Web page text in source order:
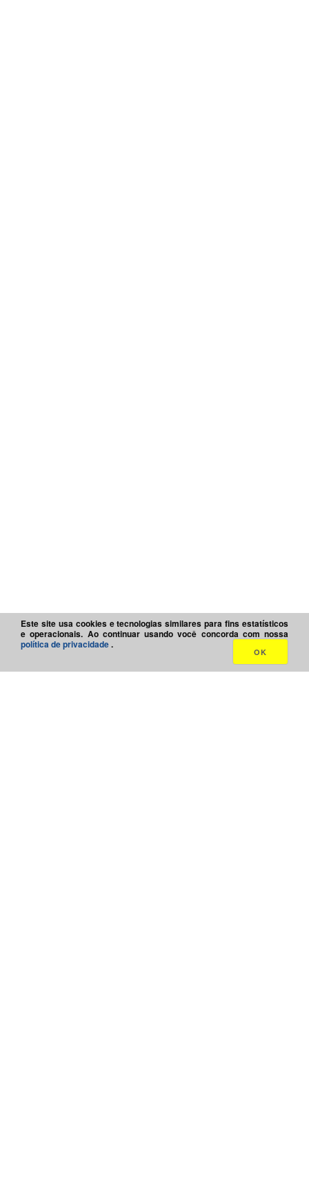
Este site usa cookies e tecnologias similares para fins estatísticos
e operacionais. Ao continuar usando você concorda com nossa
política de privacidade.
OK